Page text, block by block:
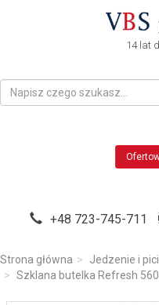
14 lat
+48 723-745-711
Strona główna Jedzenie i
Szklana butelka Refresh 560